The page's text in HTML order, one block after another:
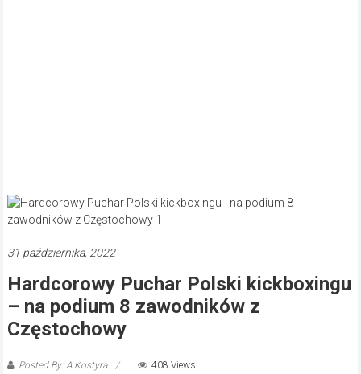
31 października, 2022
Hardcorowy Puchar Polski kickboxingu
– na podium 8 zawodników z
Częstochowy
Posted By: A.Kostyra 408 Views